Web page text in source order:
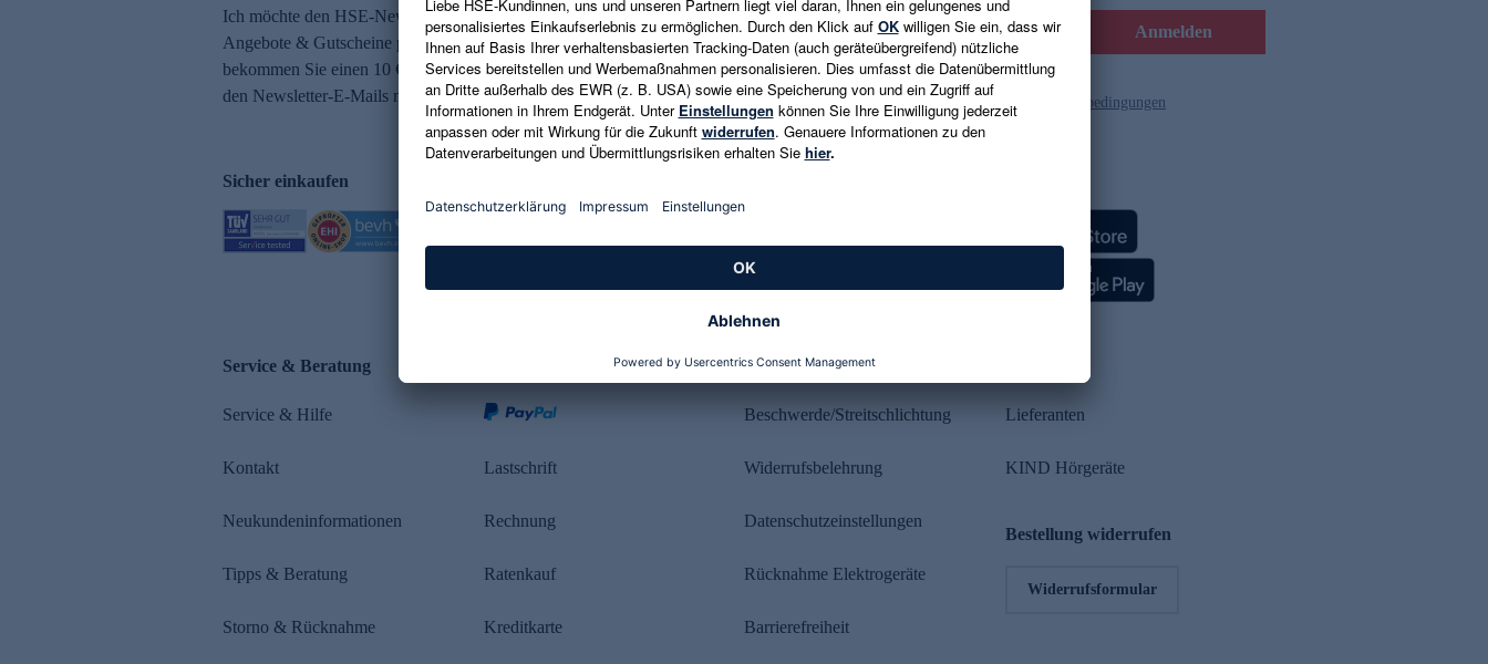
Ich möchte den HSE-Newsletter abonnieren und aktuelle Trends,
Angebote & Gutscheine per E-Mail erhalten. Als Dankeschön
bekommen Sie einen 10 € Gutschein. Eine Abmeldung ist jederzeit in
den Newsletter-E-Mails möglich.
E-Mail-Adresse eingeben Anmelden
Es gelten die Datenschutzrichtlinien und die Gutscheinbedingungen
Sicher einkaufen
Service & Beratung
Service & Hilfe
Kontakt
Neukundeninformationen
Tipps & Beratung
Storno & Rücknahme
Lastschrift
Rechnung
Ratenkauf
Kreditkarte
Rechtliches
Beschwerde/Streitschlichtung
Widerrufsbelehrung
Datenschutzeinstellungen
Rücknahme Elektrogeräte
Barrierefreiheit
Lieferanten
KIND Hörgeräte
Bestellung widerrufen
Widerrufsformular